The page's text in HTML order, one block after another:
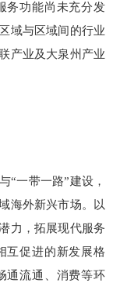
务功能尚未充分发
域与区域间的行业
产业及大泉州产业
一带一路”建设，
海外新兴市场。以
力，拓展现代服务
互促进的新发展格
通流通、消费等环